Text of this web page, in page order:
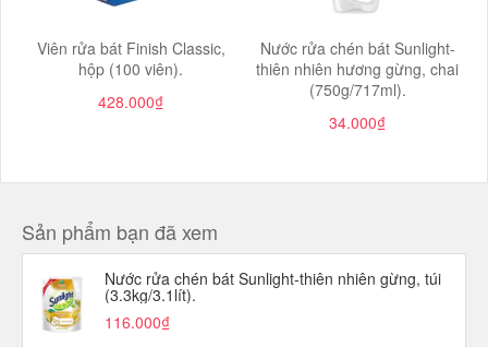
Viên rửa bát Finish Classic,
hộp (100 viên).
428.000₫
Nước rửa chén bát Sunlight-
thiên nhiên hương gừng, chai
(750g/717ml).
34.000₫
Sản phẩm bạn đã xem
Nước rửa chén bát Sunlight-thiên nhiên gừng, túi
(3.3kg/3.1lít).
116.000₫